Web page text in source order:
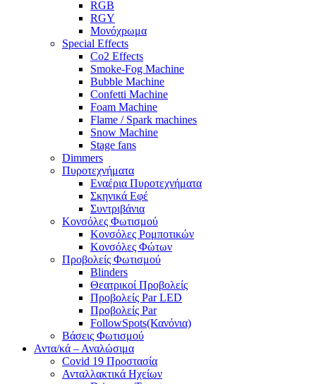
RGB
RGY
Μονόχρωμα
Special Effects
Co2 Effects
Smoke-Fog Machine
Bubble Machine
Confetti Machine
Foam Machine
Flame / Spark machines
Snow Machine
Stage fans
Dimmers
Πυροτεχνήματα
Εναέρια Πυροτεχνήματα
Σκηνικά Εφέ
Συντριβάνια
Κονσόλες Φωτισμού
Κονσόλες Ρομποτικών
Κονσόλες Φώτων
Προβολείς Φωτισμού
Blinders
Θεατρικοί Προβολείς
Προβολείς Par LED
Προβολείς Par
FollowSpots(Κανόνια)
Βάσεις Φωτισμού
Αντα/κά – Αναλώσιμα
Covid 19 Προστασία
Ανταλλακτικά Ηχείων